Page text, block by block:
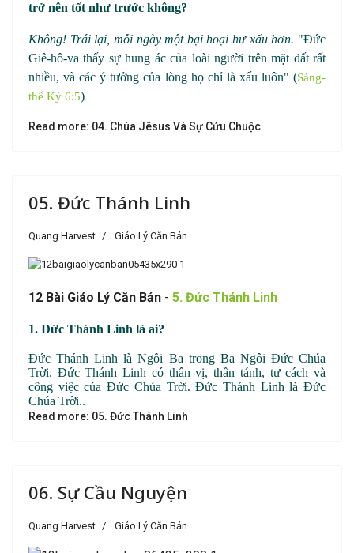
trở nên tốt như trước không?
Không! Trái lại, mỗi ngày một bại hoại hư xấu hơn. "Đức
Giê-hô-va thấy sự hung ác của loài người trên mặt đất rất
nhiều, và các ý tưởng của lòng họ chỉ là xấu luôn" (Sáng-
thế Ký 6:5).
Read more: 04. Chúa Jêsus Và Sự Cứu Chuộc
05. Đức Thánh Linh
Quang Harvest Giáo Lý Căn Bản
12 Bài Giáo Lý Căn Bản - 5. Đức Thánh Linh
1. Đức Thánh Linh là ai?
Đức Thánh Linh là Ngôi Ba trong Ba Ngôi Đức Chúa
Trời. Đức Thánh Linh có thân vị, thần tánh, tư cách và
công việc của Đức Chúa Trời. Đức Thánh Linh là Đức
Chúa Trời..
Read more: 05. Đức Thánh Linh
06. Sự Cầu Nguyện
Quang Harvest Giáo Lý Căn Bản